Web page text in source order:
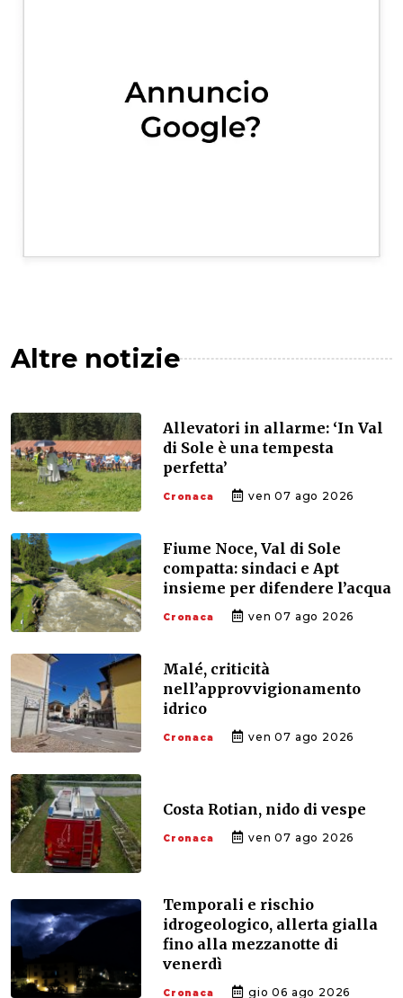
Altre notizie
Allevatori in allarme: ‘In Val
di Sole è una tempesta
perfetta’
Cronaca ven 07 ago 2026
Fiume Noce, Val di Sole
compatta: sindaci e Apt
insieme per difendere l’acqua
Cronaca ven 07 ago 2026
Malé, criticità
nell’approvvigionamento
idrico
Cronaca ven 07 ago 2026
Costa Rotian, nido di vespe
Cronaca ven 07 ago 2026
Temporali e rischio
idrogeologico, allerta gialla
fino alla mezzanotte di
venerdì
Cronaca gio 06 ago 2026